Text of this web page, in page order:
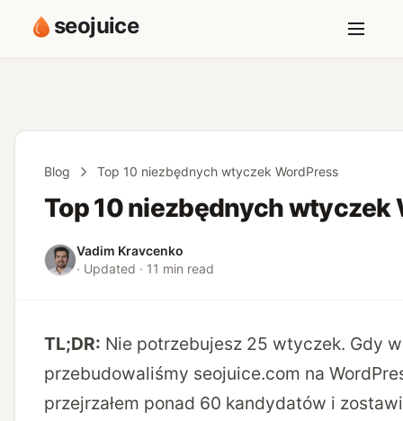
seojuice
Blog Top 10 niezbędnych wtyczek WordPress
Top 10 niezbędnych wtyczek
Vadim Kravcenko
· Updated · 11 min read
TL;DR: Nie potrzebujesz 25 wtyczek. Gdy w
przebudowaliśmy seojuice.com na
przejrzałem ponad 60 kandydatów i